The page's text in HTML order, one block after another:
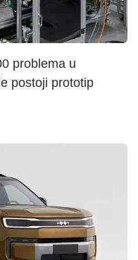
problema u
postoji prototip